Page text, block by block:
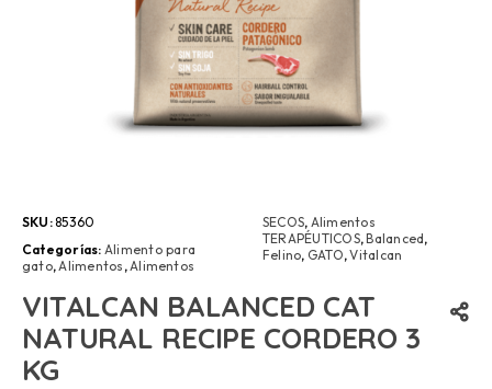
SKU:85360
Categorías: Alimento para
gato,Alimentos ,Alimentos
SECOS, Alimentos
TERAPÉUTICOS,Balanced,
Felino, GATO,Vitalcan
VITALCAN BALANCED CAT
NATURAL RECIPE CORDERO 3
KG